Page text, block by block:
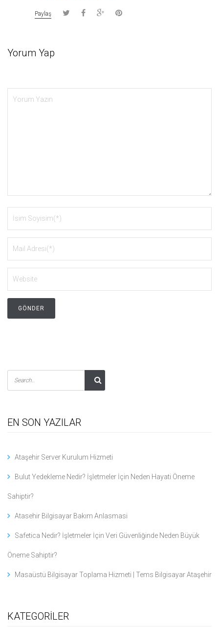
Paylaş
Yorum Yap
EN SON YAZILAR
Ataşehir Server Kurulum Hizmeti
Bulut Yedekleme Nedir? İşletmeler İçin Neden Hayati Öneme
Sahiptir?
Atasehir Bilgisayar Bakım Anlasmasi
Safetica Nedir? İşletmeler İçin Veri Güvenliğinde Neden Büyük
Öneme Sahiptir?
Masaüstü Bilgisayar Toplama Hizmeti | Tems Bilgisayar Ataşehir
KATEGORİLER